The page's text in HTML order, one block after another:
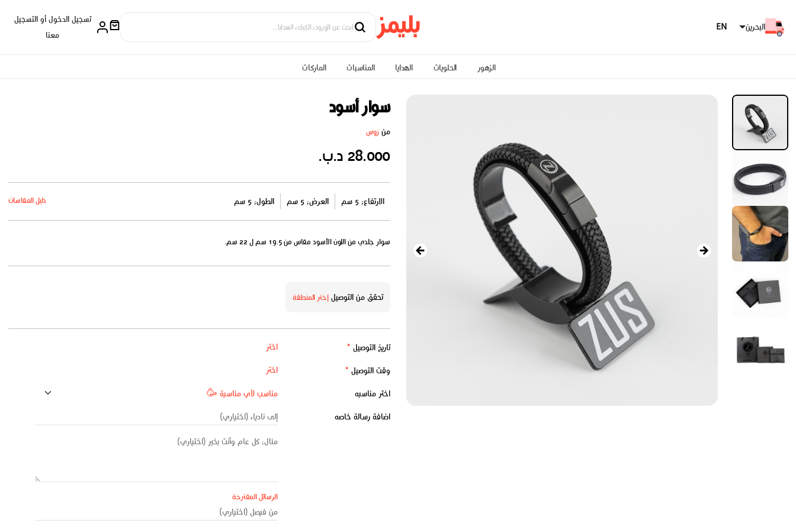
البحرين
تسجيل الدخول أو التسجيل
معنا
الزهور الحلويات الهدايا المناسبات الماركات
سوار أسود
منزوس
28.000 د.ب.
الارتفاع: 5 سم العرض: 5 سم الطول: 5 سم دليل المقاسات
سوار جلدي من اللون الأسود مقاس من 19.5 سم ل 22 سم.
تحقق من التوصيلإختر المنطقة
تاريخ التوصيل *
وقت التوصيل *
اختر مناسبه
اضافة رسالة خاصه
الرسائل المقترحة